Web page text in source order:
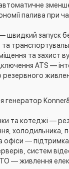
палива при
швидкий запуск
та захист
ATS —
генератор
та котеджі —
холодильника,
офіси —
систем
— живлення